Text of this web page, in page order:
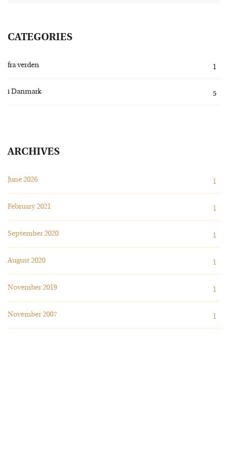
CATEGORIES
fra verden 1
i Danmark 5
ARCHIVES
June 2026 1
February 2021 1
September 2020 1
August 2020 1
November 2019 1
November 2007 1